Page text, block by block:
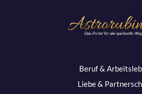
Beruf &
Liebe &